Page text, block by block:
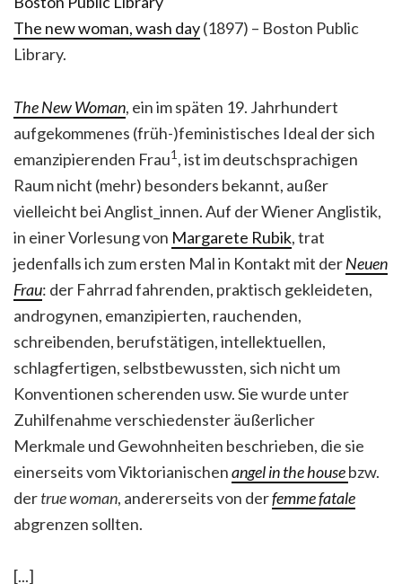
The new woman, wash day(1897) – Boston Public
Library.
The New Woman, ein im späten 19. Jahrhundert
aufgekommenes (früh-)feministisches Ideal der sich
emanzipierenden Frau1, ist im deutschsprachigen
Raum nicht (mehr) besonders bekannt, außer
vielleicht bei Anglist_innen. Auf der Wiener Anglistik,
in einer Vorlesung von Margarete Rubik, trat
jedenfalls ich zum ersten Mal in Kontakt mit derNeuen
Frau: der Fahrrad fahrenden, praktisch gekleideten,
androgynen, emanzipierten, rauchenden,
schreibenden, berufstätigen, intellektuellen,
schlagfertigen, selbstbewussten, sich nicht um
Konventionen scherenden usw. Sie wurde unter
Zuhilfenahme verschiedenster äußerlicher
Merkmale und Gewohnheiten beschrieben, die sie
einerseits vom Viktorianischenangel in the housebzw.
dertrue woman, andererseits von derfemme fatale
abgrenzen sollten.
[...]